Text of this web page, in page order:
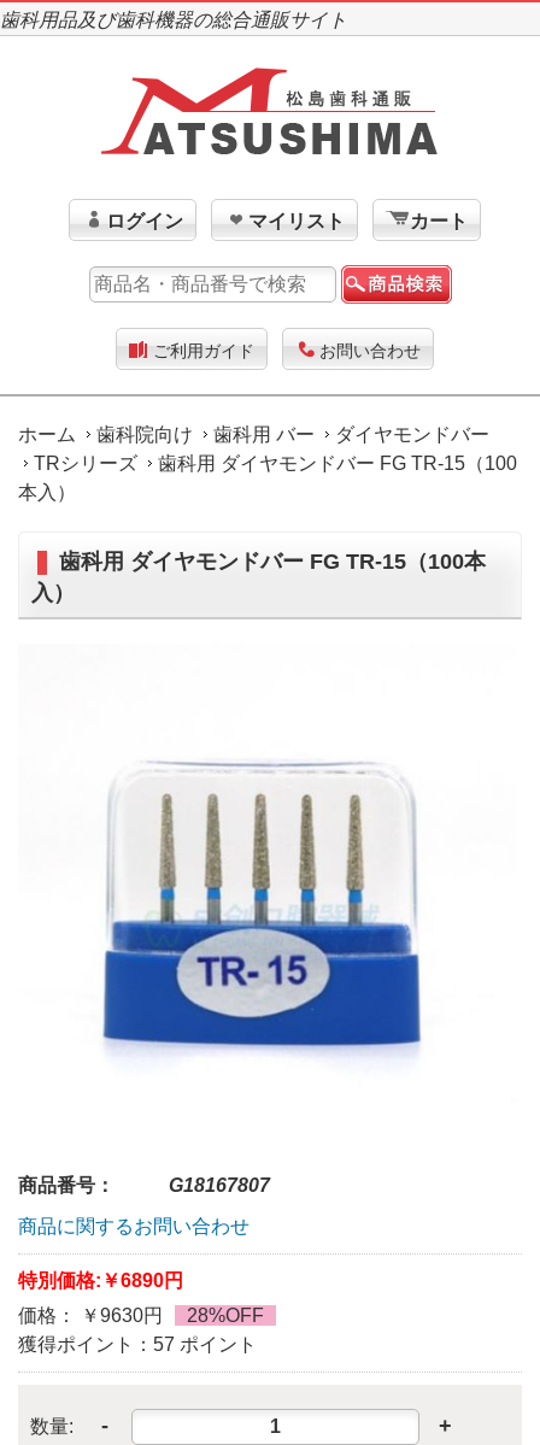
歯科用品及び歯科機器の総合通販サイト
ログイン マイリスト カート
ご利用ガイド お問い合わせ
ホーム 歯科院向け 歯科用 バー
ダイヤモンドバー
TRシリーズ
歯科用 ダイヤモンドバー FG TR-15（100
本入）
歯科用 ダイヤモンドバー FG TR-15（100本
入）
商品番号：
G18167807
商品に関するお問い合わせ
特別価格: ￥6890円
価格： ￥9630円
28%OFF
獲得ポイント：57 ポイント
数量: - +